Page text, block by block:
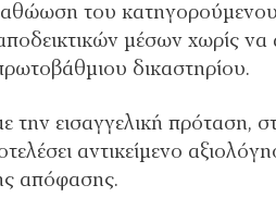
του
μέσων χωρίς να
δικαστηρίου.
εισαγγελική πρόταση,
αντικείμενο
απόφασης.